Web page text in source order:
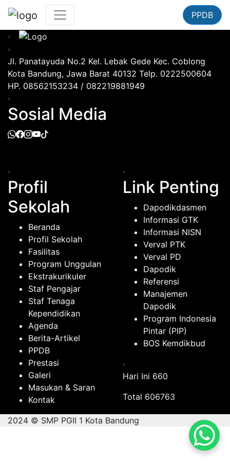
PPDB
Jl. Panatayuda No.2 Kel. Lebak Gede Kec. Coblong
Kota Bandung, Jawa Barat 40132 Telp. 0222500604
HP. 08562153234 / 082219881949
Sosial Media
Profil
Sekolah
Beranda
Profil Sekolah
Fasilitas
Program Unggulan
Ekstrakurikuler
Staf Pengajar
Staf Tenaga
Kependidikan
Agenda
Berita-Artikel
PPDB
Prestasi
Galeri
Masukan & Saran
Kontak
Link Penting
Dapodikdasmen
Informasi GTK
Informasi NISN
Verval PTK
Verval PD
Dapodik
Referensi
Manajemen
Dapodik
Program Indonesia
Pintar (PIP)
BOS Kemdikbud
Hari Ini 660
Total 606763
2024 © SMP PGII 1 Kota Bandung